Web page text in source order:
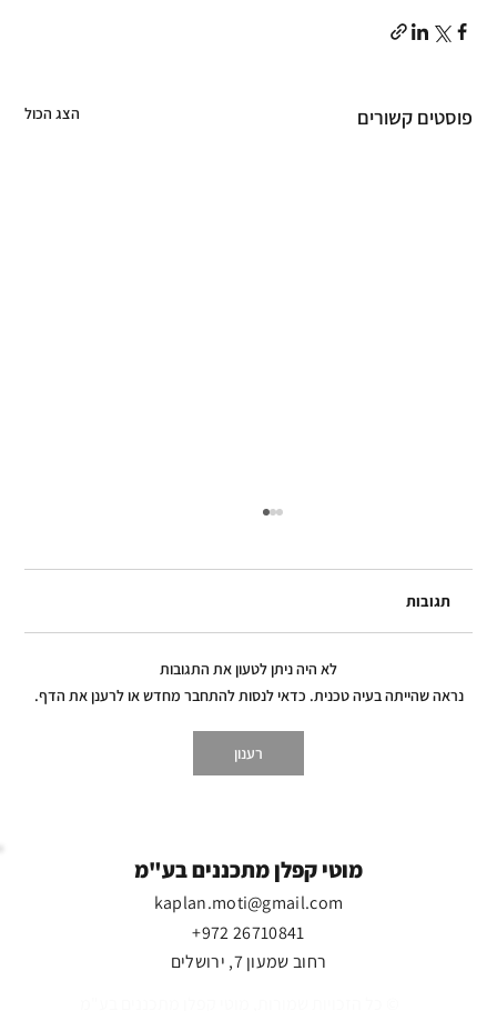
פוסטים קשורים הצג הכול
כולם איחדו כוחות לרגע נדיר - ואז באו
תגובות
לא היה ניתן לטעון את התגובות
נראה שהייתה בעיה טכנית. כדאי לנסות להתחבר מחדש או לרענן את הדף.
רענון
מוטי קפלן מתכננים בע"מ
kaplan.moti@gmail.com
+972 26710841
רחוב שמעון 7, ירושלים